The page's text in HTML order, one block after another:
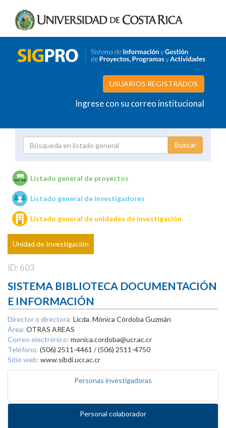
USUARIOS REGISTRADOS
Ingrese con su correo institucional
Unidades de investigación
Listado general de proyectos
Listado general de investigadores
Listado general de unidades de investigación
Unidad de Investigación
ID: 603
SISTEMA BIBLIOTECA DOCUMENTACIÓN
E INFORMACIÓN
Director o directora: Licda. Mónica Córdoba Guzmán
Área: OTRAS AREAS
Correo electrónico: monica.cordoba@ucr.ac.cr
Teléfono: (506) 2511-4461 / (506) 2511-4750
Sitio web: www.sibdi.ucr.ac.cr
Personas investigadoras
Personal colaborador